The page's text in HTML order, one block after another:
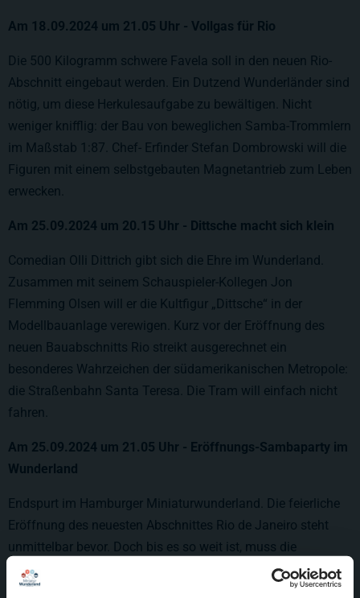
Am 18.09.2024 um 21.05 Uhr - Vollgas für Rio
Die 500 Kilogramm schwere Favela soll in den neuen Rio-
Abschnitt eingebaut werden. Ein Dutzend Wunderländer sind
nötig, um diese Herkulesaufgabe zu bewältigen. Nicht
weniger knifflig: der Bau von beweglichen Samba-Trommlern
im Maßstab 1:87. Chef- Erfinder Stefan Dombrowski will die
Figuren mit einem selbstgebauten Magnetantrieb zum Leben
erwecken.
Am 25.09.2024 um 20.15 Uhr - Dittsche macht sich klein
Comedian Olli Dittrich gibt sich die Ehre im Wunderland.
Zusammen mit seinem Schauspieler-Kollegen Jon
Flemming Olsen will er die Kultfigur „Dittsche“ in der
Modellbauanlage verewigen. Kurz vor der Eröffnung des
neuen Bauabschnitts Rio streikt ausgerechnet ein
besonderes Wahrzeichen der südamerikanischen Metropole:
die Straßenbahn Santa Teresa. Die Tram will einfach nicht
fahren.
Am 25.09.2024 um 21.05 Uhr - Eröffnungs-Sambaparty im
Wunderland
Endspurt im Hamburger Miniaturwunderland. Die feierliche
Eröffnung des neuesten Abschnittes Rio de Janeiro steht
unmittelbar bevor. Doch bis es so weit ist, muss die
Wunderland-Crew noch einige Hürden meistern. Der
Uhrenturm des Hauptbahnhofs der Metropole steht schief.